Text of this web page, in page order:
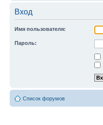
Вход
Имя пользователя:
Пароль:
Список форумов